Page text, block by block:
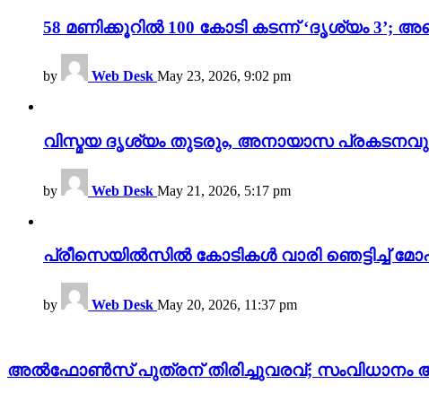
58 മണിക്കൂറിൽ 100 കോടി കടന്ന് ‘ദൃശ്യം
by Web Desk May 23, 2026, 9:02 pm
വിസ്മയ ദൃശ്യം തുടരും, അനായാസ
by Web Desk May 21, 2026, 5:17 pm
പ്രീസെയിൽസിൽ കോടികൾ വാരി ഞെട്ടിച്ച്
by Web Desk May 20, 2026, 11:37 pm
അൽഫോൺസ് പുത്രന് തിരിച്ചുവരവ്;